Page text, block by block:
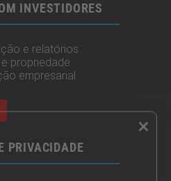
INVESTIDORES
e relatórios
propriedade
empresarial
PRIVACIDADE
×